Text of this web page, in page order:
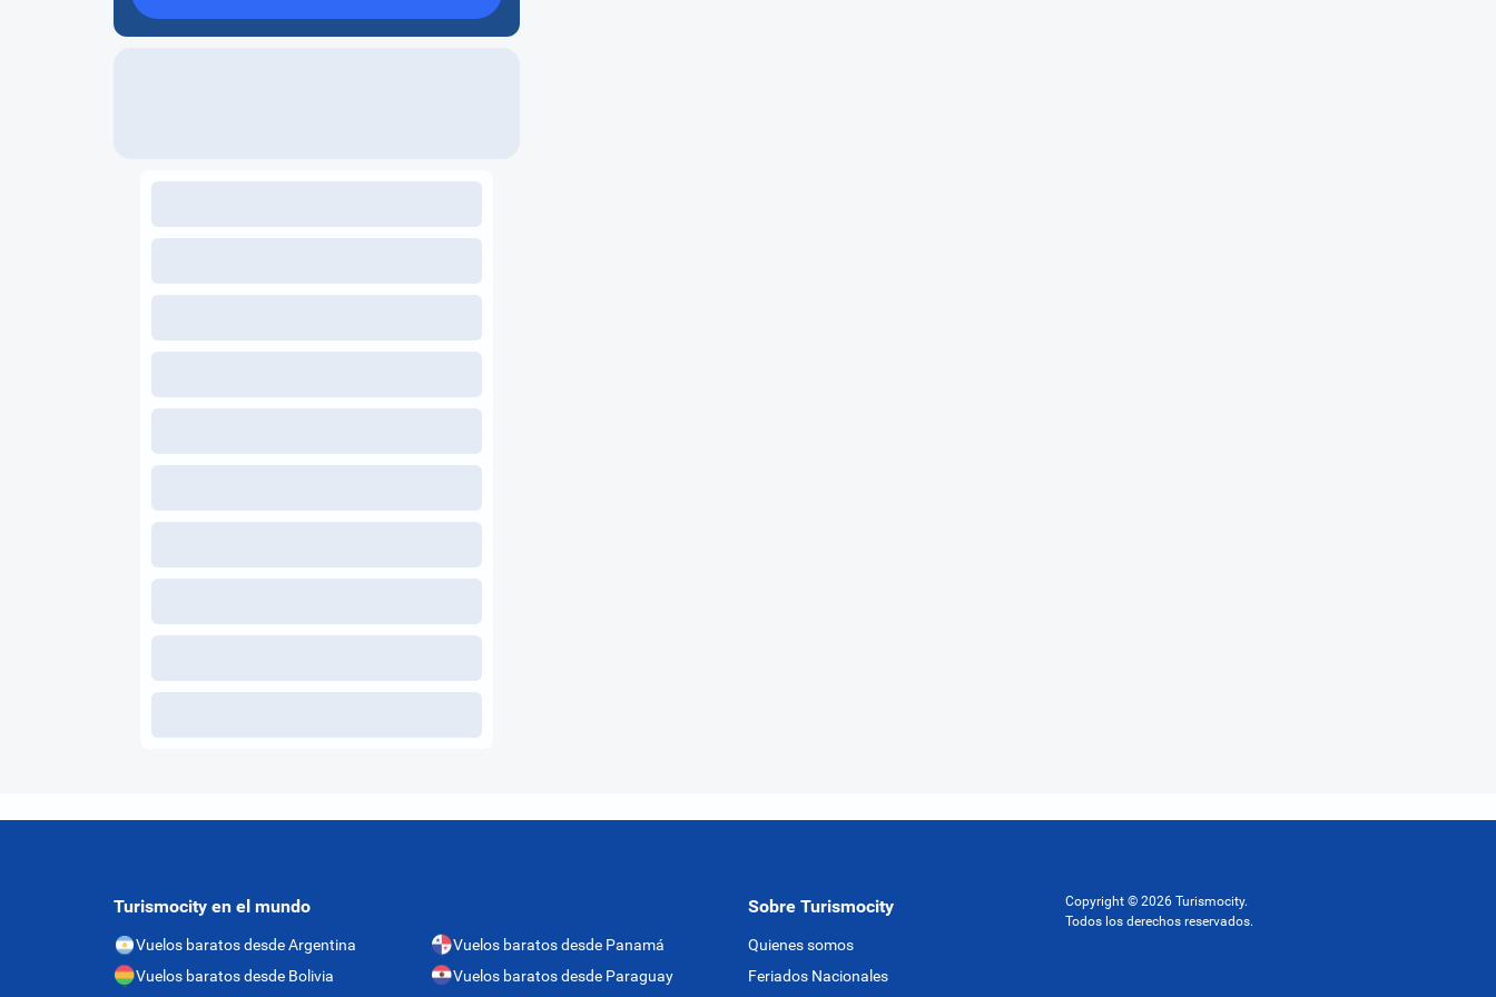
Turismocity en el mundo
Vuelos baratos desde Argentina
Vuelos baratos desde Bolivia
Vuelos baratos desde Panamá
Vuelos baratos desde Paraguay
Sobre Turismocity
Quienes somos
Feriados Nacionales
Copyright © 2026 Turismocity.
Todos los derechos reservados.